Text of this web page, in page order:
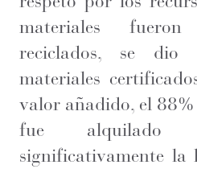
materiales
reciclados, se
materiales
valor añadido, el
fue alquilado
significativamente la